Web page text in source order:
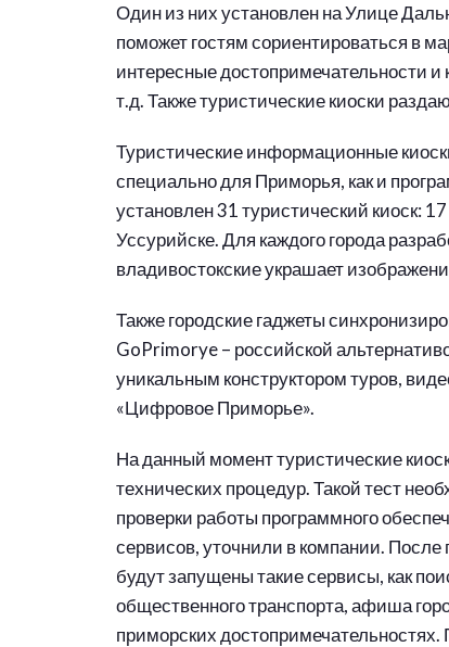
Один из них установлен на Улице
поможет гостям сориентироваться в
интересные достопримечательности и
т.д. Также туристические киоски
Туристические информационные
специально для Приморья, как и
установлен 31 туристический киоск:
Уссурийске. Для каждого города
владивостокские украшает
Также городские гаджеты
GoPrimorye – российской
уникальным конструктором туров,
«Цифровое Приморье».
На данный момент туристические
технических процедур. Такой тест
проверки работы программного
сервисов, уточнили в компании. После
будут запущены такие сервисы, как
общественного транспорта, афиша
приморских